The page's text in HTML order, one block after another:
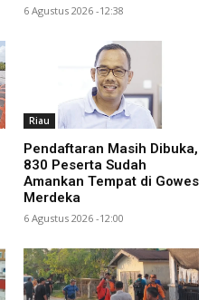
6 Agustus 2026 -12:38
Riau
Pendaftaran Masih Dibuka,
830 Peserta Sudah
Amankan Tempat di Gowes
Merdeka
6 Agustus 2026 -12:00